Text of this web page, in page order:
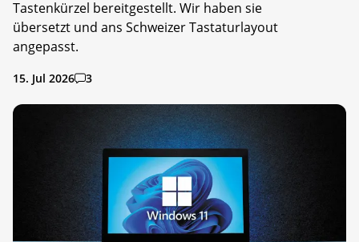
Tastenkürzel bereitgestellt. Wir haben sie
übersetzt und ans Schweizer Tastaturlayout
angepasst.
15. Jul 2026 3